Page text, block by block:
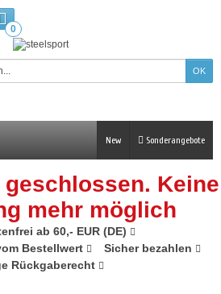
0
Sonderangebote
New
Keine
mehr möglich
ab 60,- EUR (DE)
Bestellwert
Sicher bezahlen
Rückgaberecht